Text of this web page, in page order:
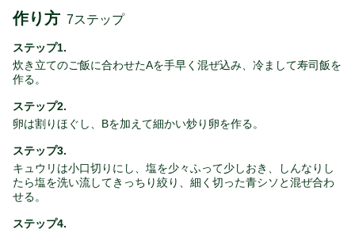
作り方 7ステップ
ステップ1.
炊き立てのご飯に合わせたAを手早く混ぜ込み、冷まして寿司飯を
作る。
ステップ2.
卵は割りほぐし、Bを加えて細かい炒り卵を作る。
ステップ3.
キュウリは小口切りにし、塩を少々ふって少しおき、しんなりし
たら塩を洗い流してきっちり絞り、細く切った青シソと混ぜ合わ
せる。
ステップ4.